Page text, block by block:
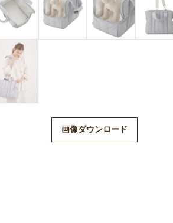
画像ダウンロード